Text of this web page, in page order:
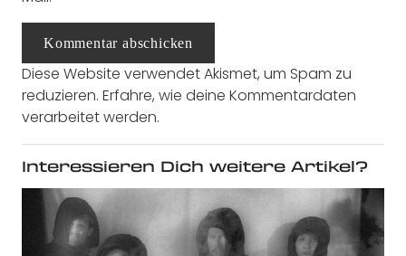
Kommentar abschicken
Diese Website verwendet Akismet, um Spam zu
reduzieren. Erfahre, wie deine Kommentardaten
verarbeitet werden.
Interessieren Dich weitere Artikel?